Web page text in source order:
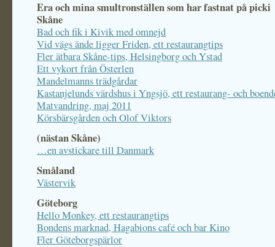
Era och mina smultronställen som har fastnat på picki
Skåne
Bad och fik i Kivik med omnejd
Vid vägs ände ligger Friden, ett restaurangtips
Fler ätbara Skåne-tips, Helsingborg och Ystad
Ett vykort från Österlen
Mandelmanns trädgårdar
Kastanjelunds värdshus i Yngsjö, ett restaurang- och
Matvandring, maj 2011
Körsbärsgården och Olof Viktors
(nästan Skåne)
…en avstickare till Danmark
Småland
Västervik
Göteborg
Hello Monkey, ett restaurangtips
Bondens marknad, Hagabions café och bar Kino
Fler Göteborgspärlor